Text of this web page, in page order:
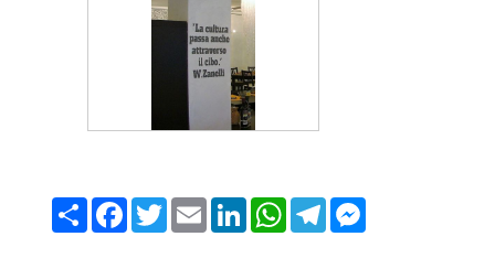
Share Facebook
TwitterEmail LinkedInWhatsApp
Telegram